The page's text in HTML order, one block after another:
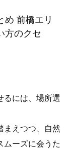
め 前橋エリ
方のクセ
るには、場所選
まえつつ、自然
ムーズに会うた